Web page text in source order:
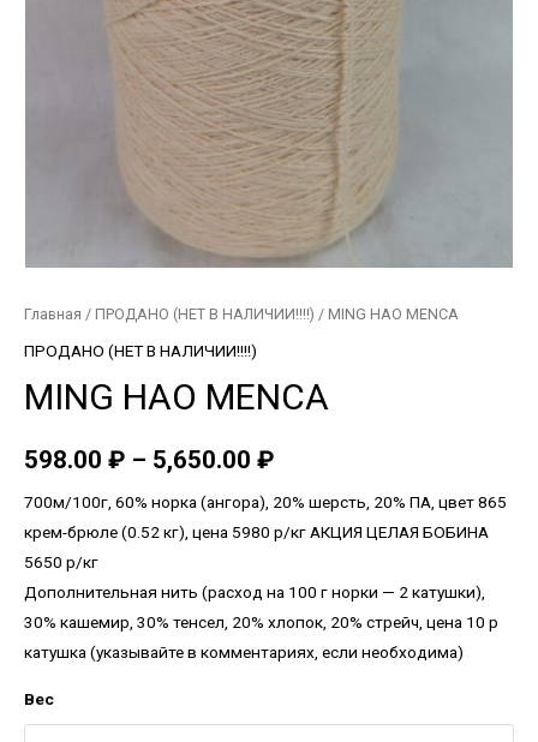
Главная / ПРОДАНО (НЕТ В НАЛИЧИИ!!!!) / MING HAO MENCA
ПРОДАНО (НЕТ В НАЛИЧИИ!!!!)
MING HAO MENCA
598.00 ₽ – 5,650.00 ₽
700м/100г, 60% норка (ангора), 20% шерсть, 20% ПА, цвет 865
крем-брюле (0.52 кг), цена 5980 р/кг АКЦИЯ ЦЕЛАЯ БОБИНА
5650 р/кг
Дополнительная нить (расход на 100 г норки — 2 катушки),
30% кашемир, 30% тенсел, 20% хлопок, 20% стрейч, цена 10 р
катушка (указывайте в комментариях, если необходима)
Вес